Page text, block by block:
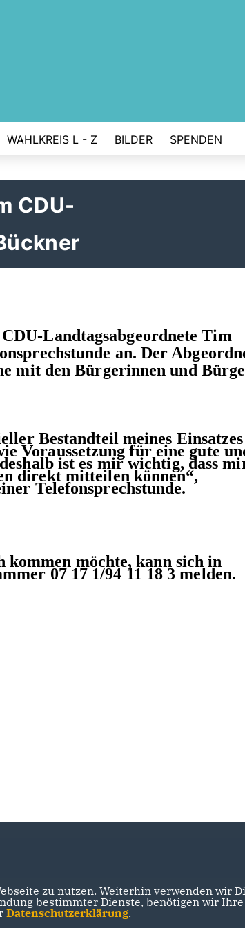
WAHLKREIS L - Z BILDER SPENDEN
CDU-
Landtagsabgeordnete Tim
an. Der
mit den Bürgerinnen und
Bestandteil meines Einsatzes
Voraussetzung für eine gute
ist es mir wichtig, dass
direkt mitteilen können“,
Telefonsprechstunde.
kommen möchte, kann sich in
07 17 1/94 11 18 3 melden.
zu nutzen. Weiterhin verwenden wir
bestimmter Dienste, benötigen wir
Datenschutzerklärung.